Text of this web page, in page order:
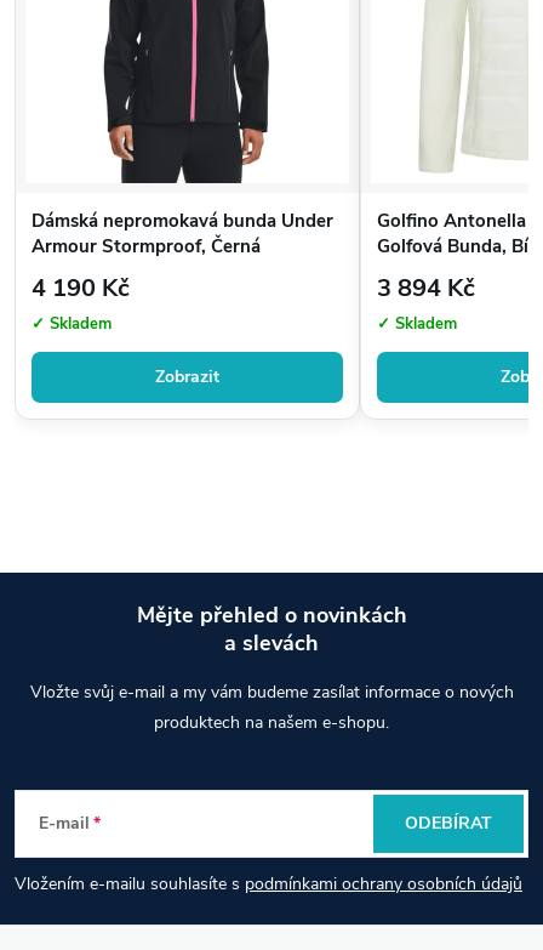
Dámská nepromokavá bunda Under
Armour Stormproof, Černá
4 190 Kč
✓ Skladem
Zobrazit
Golfino Antonella
Golfová Bunda, Bílá
3 894 Kč
✓ Skladem
p
a
t
Mějte přehled o novinkách
a slevách
Vložte svůj e-mail a my vám budeme zasílat informace o nových
produktech na našem e-shopu.
E-mail
Vložením e-mailu souhlasíte s podmínkami ochrany osobních údajů
ODEBÍRAT